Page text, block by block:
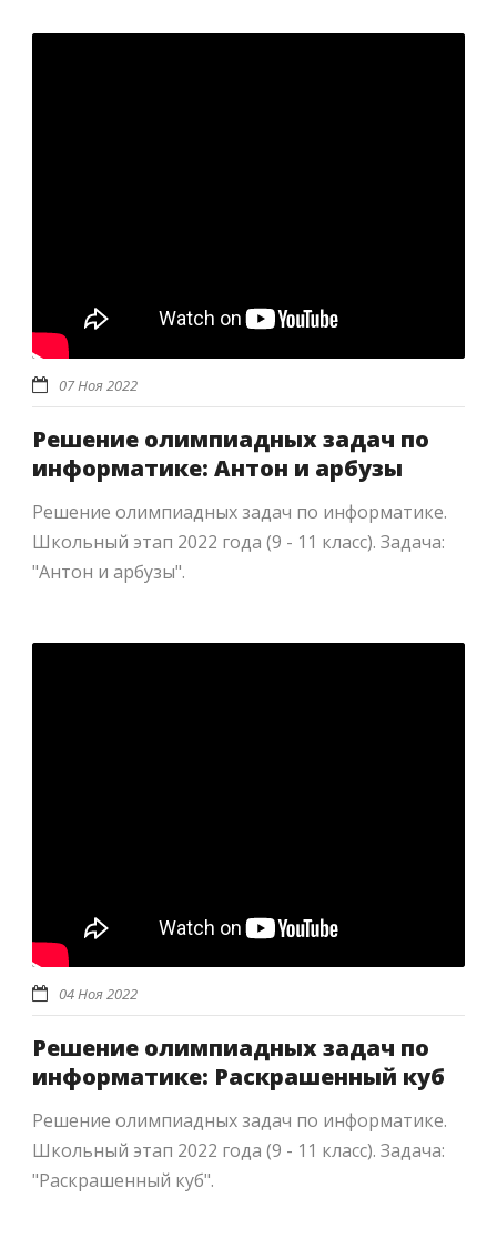
07 Ноя 2022
Решение олимпиадных задач по
информатике: Антон и арбузы
Решение олимпиадных задач по информатике.
Школьный этап 2022 года (9 - 11 класс). Задача:
"Антон и арбузы".
04 Ноя 2022
Решение олимпиадных задач по
информатике: Раскрашенный куб
Решение олимпиадных задач по информатике.
Школьный этап 2022 года (9 - 11 класс). Задача:
"Раскрашенный куб".